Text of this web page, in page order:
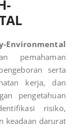
pemahaman
serta
kerja, dan
pengetahuan
risiko,
keadaan darurat